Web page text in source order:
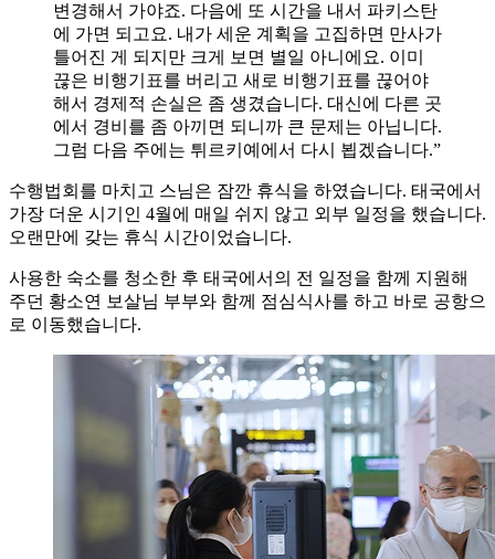
변경해서 가야죠. 다음에 또 시간을 내서 파키스탄
에 가면 되고요. 내가 세운 계획을 고집하면 만사가
틀어진 게 되지만 크게 보면 별일 아니에요. 이미
끊은 비행기표를 버리고 새로 비행기표를 끊어야
해서 경제적 손실은 좀 생겼습니다. 대신에 다른 곳
에서 경비를 좀 아끼면 되니까 큰 문제는 아닙니다.
그럼 다음 주에는 튀르키예에서 다시 뵙겠습니다.”
수행법회를 마치고 스님은 잠깐 휴식을 하였습니다. 태국에서
가장 더운 시기인 4월에 매일 쉬지 않고 외부 일정을 했습니다.
오랜만에 갖는 휴식 시간이었습니다.
사용한 숙소를 청소한 후 태국에서의 전 일정을 함께 지원해
주던 황소연 보살님 부부와 함께 점심식사를 하고 바로 공항으
로 이동했습니다.